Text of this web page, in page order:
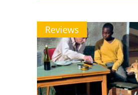
Reviews